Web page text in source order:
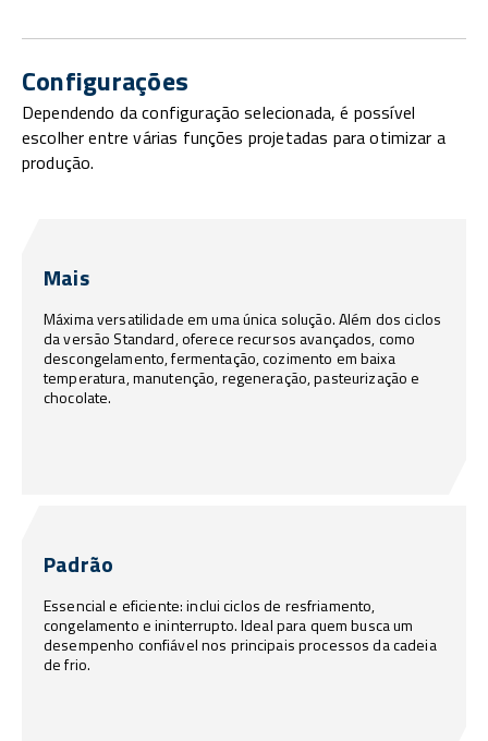
Configurações
Dependendo da configuração selecionada, é possível
escolher entre várias funções projetadas para otimizar a
produção.
Mais
Máxima versatilidade em uma única solução. Além dos ciclos
da versão Standard, oferece recursos avançados, como
descongelamento, fermentação, cozimento em baixa
temperatura, manutenção, regeneração, pasteurização e
chocolate.
Padrão
Essencial e eficiente: inclui ciclos de resfriamento,
congelamento e ininterrupto. Ideal para quem busca um
desempenho confiável nos principais processos da cadeia
de frio.